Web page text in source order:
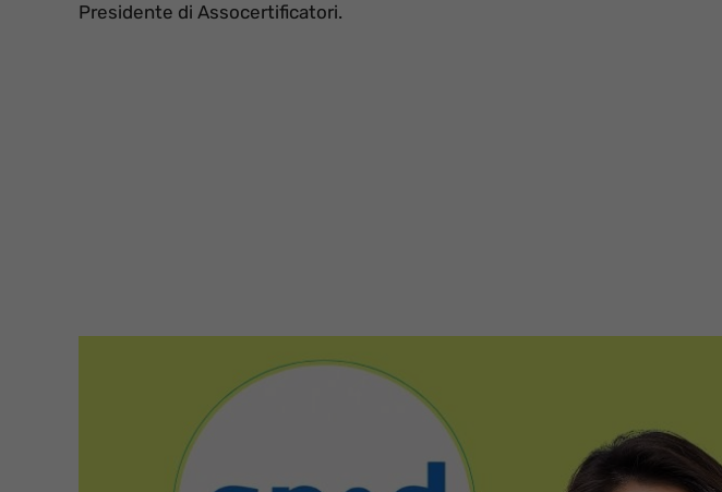
Presidente di Assocertificatori.